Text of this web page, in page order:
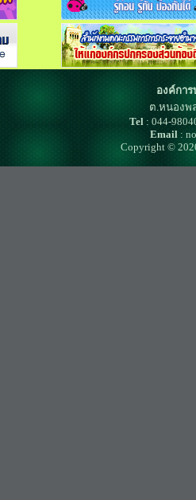
องค์กา
ต.หนองพ
Tel: 044-
Email :
Copyright ©